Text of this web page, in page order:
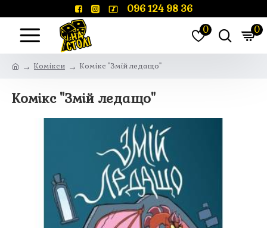
096 124 98 36
0 0
Комікси Комікс "Змій ледащо"
Комікс "Змій ледащо"